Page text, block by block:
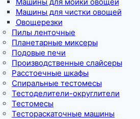
Машины для чистки овощей
Овощерезки
Пилы ленточные
Планетарные миксеры
Подовые печи
Производственные слайсеры
Расстоечные шкафы
Спиральные тестомесы
Тестоделители-округлители
Тестомесы
Тестораскаточные машины